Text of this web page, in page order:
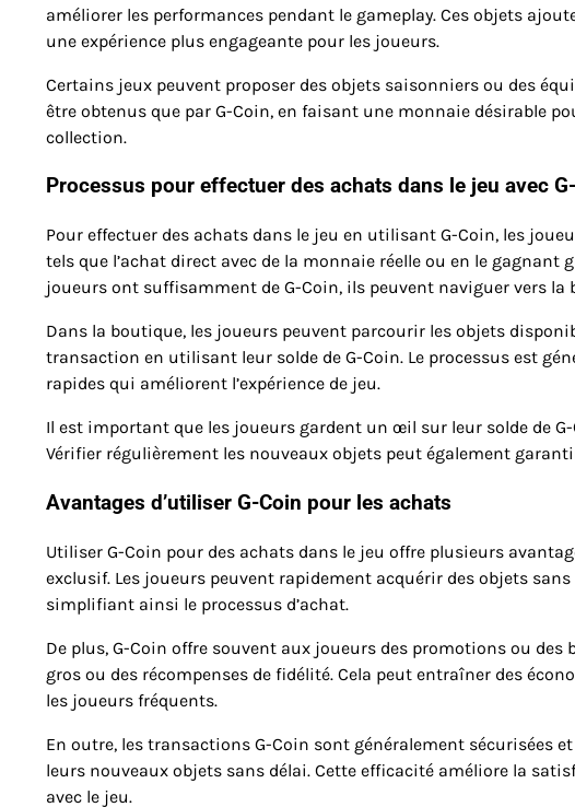
améliorer les performances pendant le gameplay. Ces objets
une expérience plus engageante pour les joueurs.
Certains jeux peuvent proposer des objets saisonniers ou des
être obtenus que par G-Coin, en faisant une monnaie désirable
collection.
Processus pour effectuer des achats dans le jeu avec
Pour effectuer des achats dans le jeu en utilisant G-Coin, les
tels que l’achat direct avec de la monnaie réelle ou en le gagnant
joueurs ont suffisamment de G-Coin, ils peuvent naviguer vers la
Dans la boutique, les joueurs peuvent parcourir les objets
transaction en utilisant leur solde de G-Coin. Le processus est
rapides qui améliorent l’expérience de jeu.
Il est important que les joueurs gardent un œil sur leur solde de
Vérifier régulièrement les nouveaux objets peut également
Avantages d’utiliser G-Coin pour les achats
Utiliser G-Coin pour des achats dans le jeu offre plusieurs
exclusif. Les joueurs peuvent rapidement acquérir des objets
simplifiant ainsi le processus d’achat.
De plus, G-Coin offre souvent aux joueurs des promotions ou
gros ou des récompenses de fidélité. Cela peut entraîner des
les joueurs fréquents.
En outre, les transactions G-Coin sont généralement sécurisées
leurs nouveaux objets sans délai. Cette efficacité améliore la
avec le jeu.